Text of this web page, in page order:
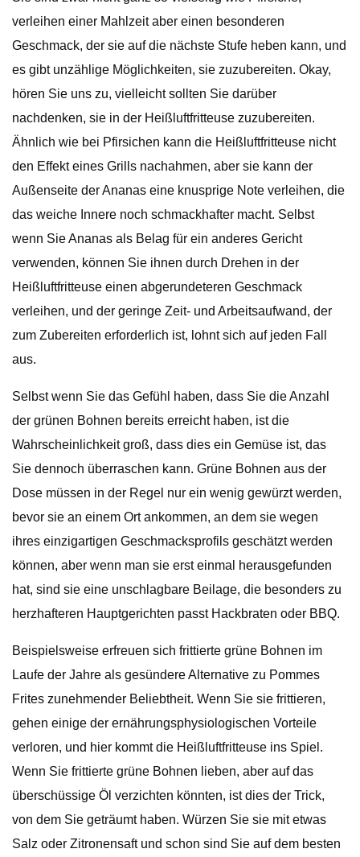
verleihen einer Mahlzeit aber einen besonderen
Geschmack, der sie auf die nächste Stufe heben kann, und
es gibt unzählige Möglichkeiten, sie zuzubereiten. Okay,
hören Sie uns zu, vielleicht sollten Sie darüber
nachdenken, sie in der Heißluftfritteuse zuzubereiten.
Ähnlich wie bei Pfirsichen kann die Heißluftfritteuse nicht
den Effekt eines Grills nachahmen, aber sie kann der
Außenseite der Ananas eine knusprige Note verleihen, die
das weiche Innere noch schmackhafter macht. Selbst
wenn Sie Ananas als Belag für ein anderes Gericht
verwenden, können Sie ihnen durch Drehen in der
Heißluftfritteuse einen abgerundeteren Geschmack
verleihen, und der geringe Zeit- und Arbeitsaufwand, der
zum Zubereiten erforderlich ist, lohnt sich auf jeden Fall
aus.
Selbst wenn Sie das Gefühl haben, dass Sie die Anzahl
der grünen Bohnen bereits erreicht haben, ist die
Wahrscheinlichkeit groß, dass dies ein Gemüse ist, das
Sie dennoch überraschen kann. Grüne Bohnen aus der
Dose müssen in der Regel nur ein wenig gewürzt werden,
bevor sie an einem Ort ankommen, an dem sie wegen
ihres einzigartigen Geschmacksprofils geschätzt werden
können, aber wenn man sie erst einmal herausgefunden
hat, sind sie eine unschlagbare Beilage, die besonders zu
herzhafteren Hauptgerichten passt Hackbraten oder BBQ.
Beispielsweise erfreuen sich frittierte grüne Bohnen im
Laufe der Jahre als gesündere Alternative zu Pommes
Frites zunehmender Beliebtheit. Wenn Sie sie frittieren,
gehen einige der ernährungsphysiologischen Vorteile
verloren, und hier kommt die Heißluftfritteuse ins Spiel.
Wenn Sie frittierte grüne Bohnen lieben, aber auf das
überschüssige Öl verzichten könnten, ist dies der Trick,
von dem Sie geträumt haben. Würzen Sie sie mit etwas
Salz oder Zitronensaft und schon sind Sie auf dem besten